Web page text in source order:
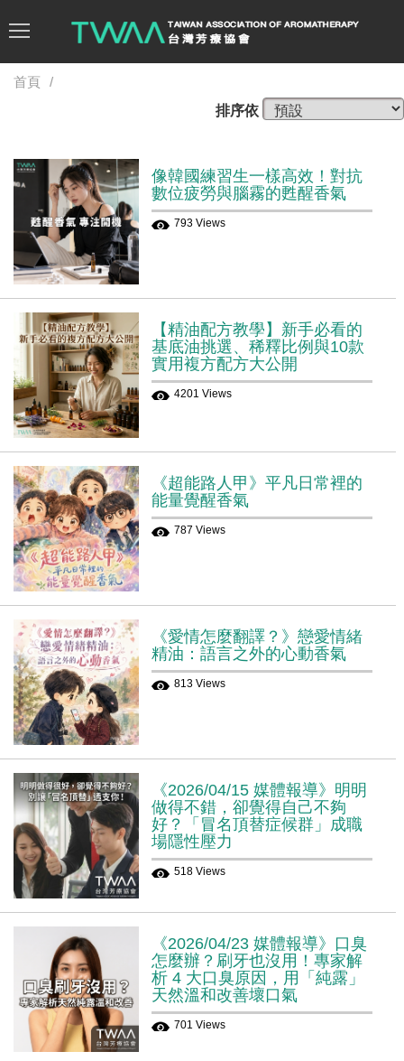
首頁
排序依
像韓國練習生一樣高效！對抗
數位疲勞與腦霧的甦醒香氣
793 Views
【精油配方教學】新手必看的
基底油挑選、稀釋比例與10款
實用複方配方大公開
4201 Views
《超能路人甲》平凡日常裡的
能量覺醒香氣
787 Views
《愛情怎麼翻譯？》戀愛情緒
精油：語言之外的心動香氣
813 Views
《2026/04/15 媒體報導》明明
做得不錯，卻覺得自己不夠
好？「冒名頂替症候群」成職
場隱性壓力
518 Views
《2026/04/23 媒體報導》口臭
怎麼辦？刷牙也沒用！專家解
析 4 大口臭原因，用「純露」
天然溫和改善壞口氣
701 Views